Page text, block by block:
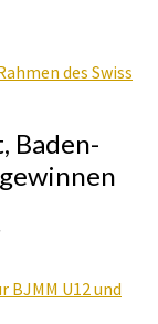
des Swiss
Baden-
U12 und